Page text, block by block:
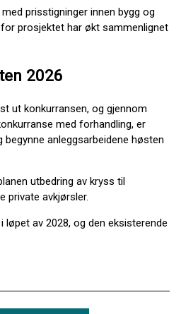
prisstigninger innen bygg og
prosjektet har økt sammenlignet
2026
ut konkurransen, og gjennom
med forhandling, er
anleggsarbeidene høsten
utbedring av kryss til
private avkjørsler.
av 2028, og den eksisterende